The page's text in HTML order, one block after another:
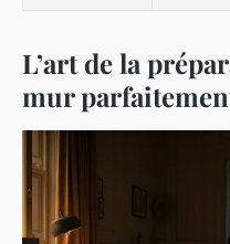
L’art de la
mur